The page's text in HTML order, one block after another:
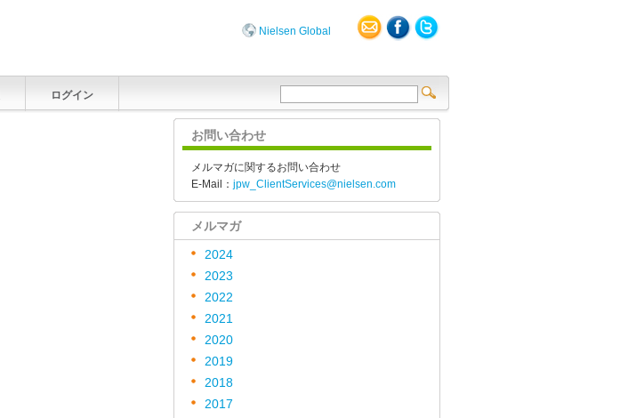
Nielsen Global
ログイン
お問い合わせ
メルマガに関するお問い合わせ
E-Mail： jpw_ClientServices@nielsen.com
メルマガ
2024
2023
2022
2021
2020
2019
2018
2017